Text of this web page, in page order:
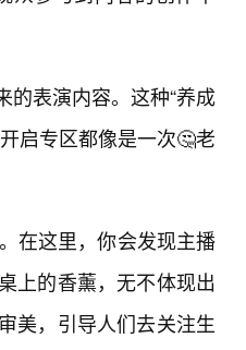
表演内容。这种“养成
启专区都像是一次🤔老
在这里，你会发现主播
上的香薰，无不体现出
美，引导人们去关注生